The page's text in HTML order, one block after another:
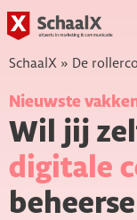
SchaalX » De
Nieuwste
Wil jij
digitale